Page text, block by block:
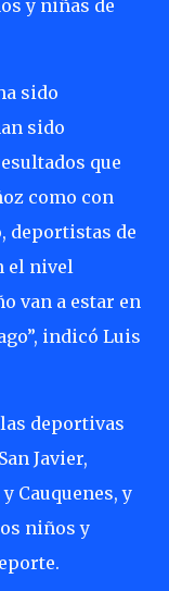
y niñas de
sido
sido
que
como con
deportistas de
el nivel
van a estar en
indicó Luis
deportivas
Javier,
Cauquenes, y
niños y